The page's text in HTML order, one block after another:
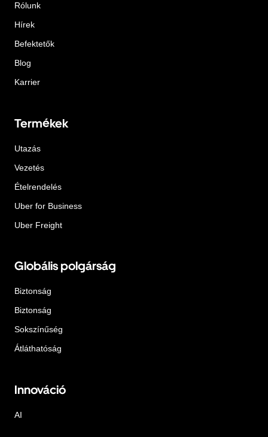
Rólunk
Hírek
Befektetők
Blog
Karrier
Termékek
Utazás
Vezetés
Ételrendelés
Uber for Business
Uber Freight
Globális polgárság
Biztonság
Biztonság
Sokszínűség
Átláthatóság
Innováció
AI